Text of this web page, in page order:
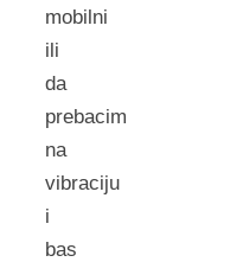
mobilni
ili
da
prebacim
na
vibraciju
i
bas